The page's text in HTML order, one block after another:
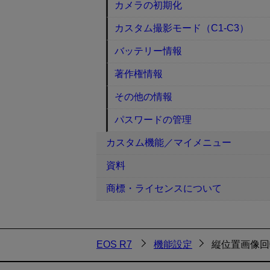
カメラの初期化
カスタム撮影モード（C1-C3）
バッテリー情報
著作権情報
その他の情報
パスワードの管理
カスタム機能／マイメニュー
資料
商標・ライセンスについて
EOS R7 機能設定 縦位置画像